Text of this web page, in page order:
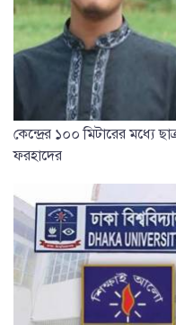
কেন্দ্রের ১০০ মিটারের মধ্যে
ফরহাদের